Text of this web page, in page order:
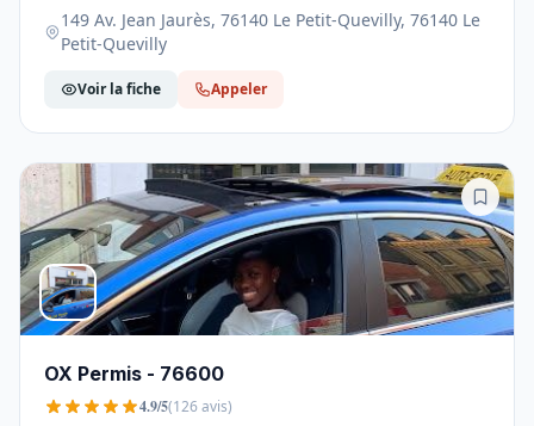
149 Av. Jean Jaurès, 76140 Le Petit-Quevilly, 76140 Le
Petit-Quevilly
Voir la fiche Appeler
OX Permis - 76600
4.9/5(126 avis)